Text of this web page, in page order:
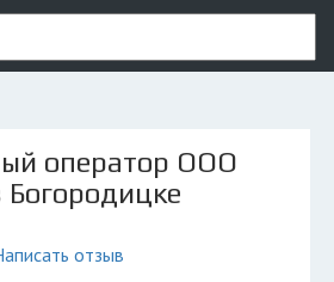
оператор ООО
отзыв